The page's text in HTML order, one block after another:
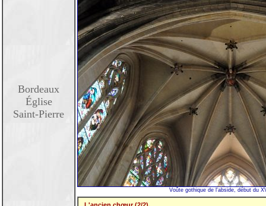
Bordeaux
Église
Saint-Pierre
Voûte gothique de l'abside, début du